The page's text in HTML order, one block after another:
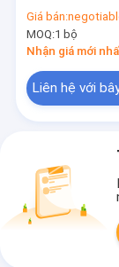
LCD có thể
sốc
Giá bán:
MOQ:1 bộ
Nhận giá mới
Liên hệ với